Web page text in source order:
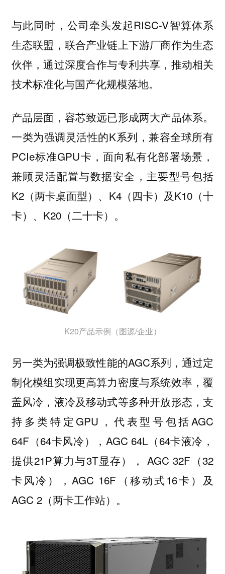
与此同时，公司牵头发起RISC-V智算体系
生态联盟，联合产业链上下游厂商作为生态
伙伴，通过深度合作与专利共享，推动相关
技术标准化与国产化规模落地。
产品层面，容芯致远已形成两大产品体系。
一类为强调灵活性的K系列，兼容全球所有
PCIe标准GPU卡，面向私有化部署场景，
兼顾灵活配置与数据安全，主要型号包括
K2（两卡桌面型）、K4（四卡）及K10（十
卡）、K20（二十卡）。
K20产品示例（图源/企业）
另一类为强调极致性能的AGC系列，通过定
制化模组实现更高算力密度与系统效率，覆
盖风冷，液冷及移动式等多种开放形态，支
持多类特定GPU，代表型号包括AGC
64F（64卡风冷），AGC 64L（64卡液冷，
提供21P算力与3T显存）， AGC 32F（32
卡风冷），AGC 16F（移动式16卡）及
AGC 2（两卡工作站）。